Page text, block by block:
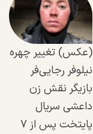
(عکس) تغییر چهره
نیلوفر رجایی‌فر
بازیگر نقش زن
داعشی سریال
پایتخت پس از ۷